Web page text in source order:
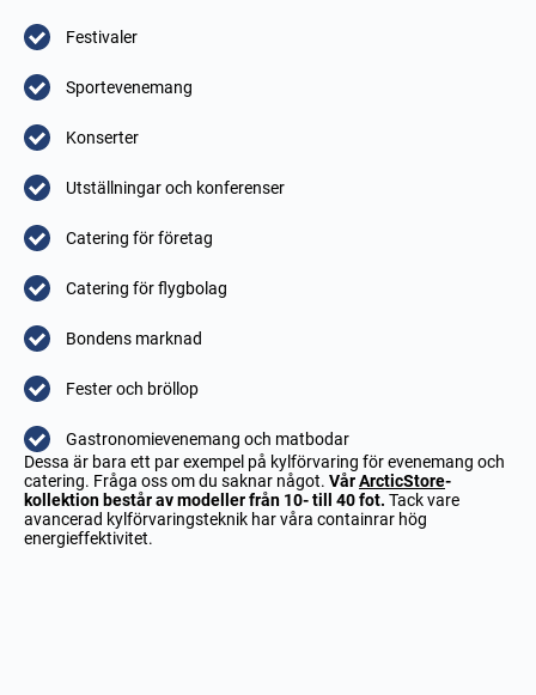
Festivaler
Sportevenemang
Konserter
Utställningar och konferenser
Catering för företag
Catering för flygbolag
Bondens marknad
Fester och bröllop
Gastronomievenemang och matbodar
Dessa är bara ett par exempel på kylförvaring för evenemang och
catering. Fråga oss om du saknar något. VårArcticStore-
kollektion består av modeller från 10- till 40 fot. Tack vare
avancerad kylförvaringsteknik har våra containrar hög
energieffektivitet.